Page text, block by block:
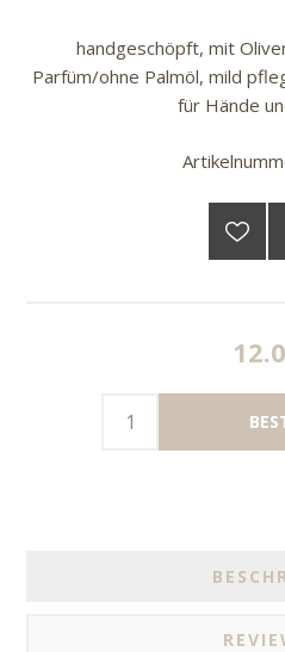
handgeschöpft, mit
Parfüm/ohne Palmöl, mild
für Hände